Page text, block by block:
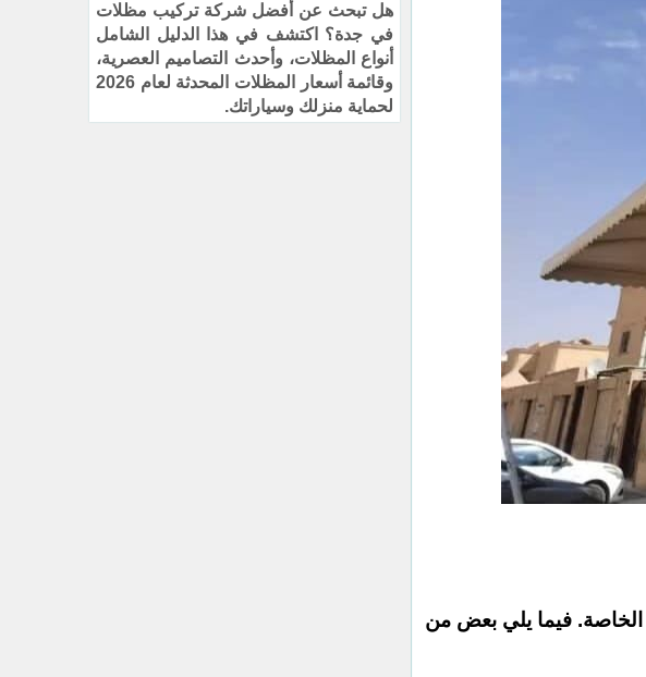
الخاصة. فيما يلي بعض من
هل تبحث عن أفضل شركة تركيب مظلات
في جدة؟ اكتشف في هذا الدليل الشامل
أنواع المظلات، وأحدث التصاميم العصرية،
وقائمة أسعار المظلات المحدثة لعام 2026
لحماية منزلك وسياراتك.